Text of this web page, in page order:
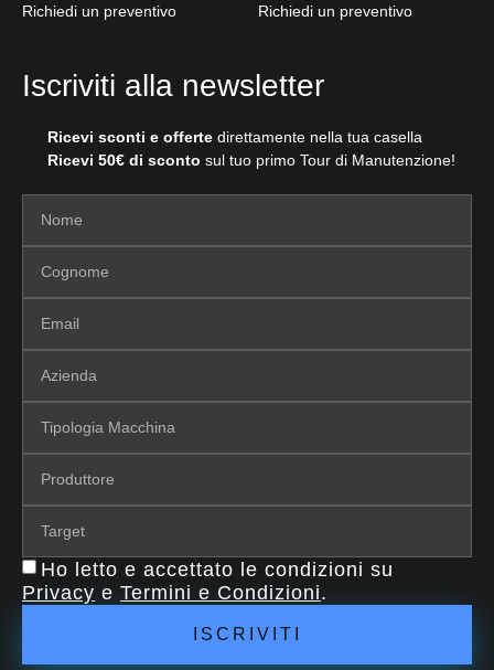
Richiedi un preventivo Richiedi un preventivo
Iscriviti alla newsletter
Ricevi sconti e offertedirettamente nella tua casella
Ricevi 50€ di sconto sul tuo primo Tour di Manutenzione!
Ho letto e accettato le condizioni su
Privacy e Termini e Condizioni.
ISCRIVITI